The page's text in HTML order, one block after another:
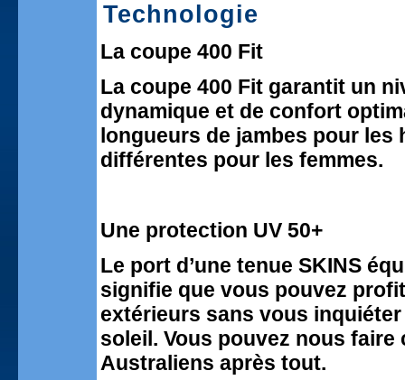
Technologie
La coupe 400 Fit
La coupe 400 Fit garantit un
dynamique et de confort
longueurs de jambes pour les
différentes pour les femmes.
Une protection UV 50+
Le port d’une tenue SKINS
signifie que vous pouvez
extérieurs sans vous
soleil. Vous pouvez nous
Australiens après tout.